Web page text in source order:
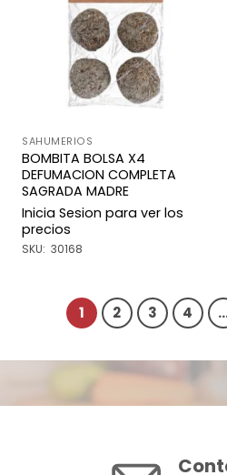
lista de
SAHUMERIOS
BOMBITA BOLSA X4
DEFUMACION COMPLETA
SAGRADA MADRE
Inicia Sesion para ver los
precios
SKU: 30168
1 2 3 4